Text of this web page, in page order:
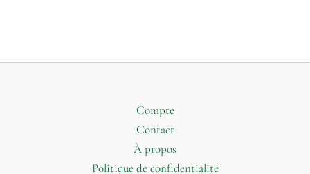
Compte
Contact
À propos
Politique de confidentialité